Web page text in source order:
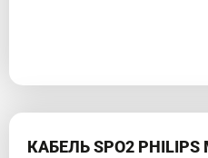
КАБЕЛЬ SPO2 PHILIPS